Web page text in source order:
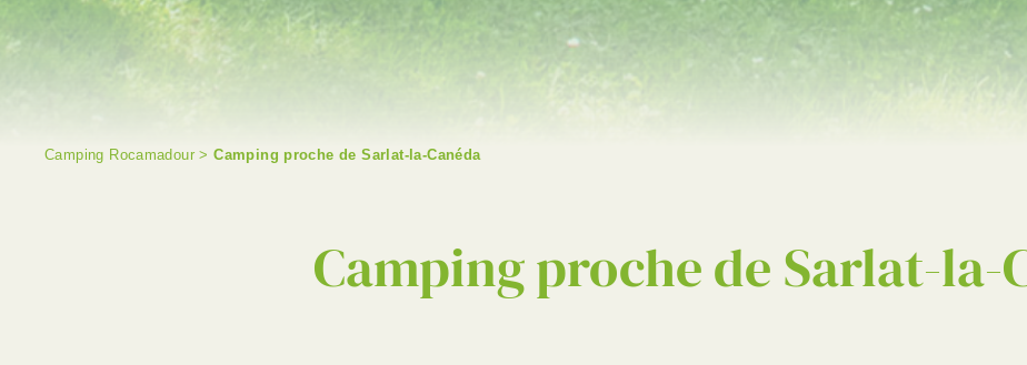
Camping Rocamadour >Camping proche de Sarlat-la-Canéda
Camping proche de Sarlat-la-